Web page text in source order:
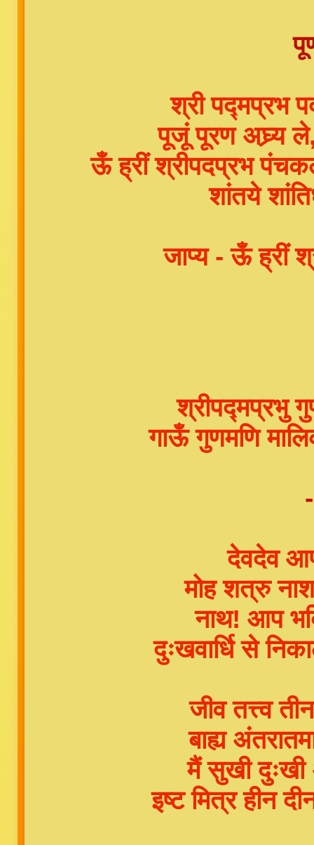
श्री पद्मप्रभ
पूजूं पूरण अघ्र्य
ऊँ ह्रीं श्रीपदप्रभ
शांतये
जाप्य - ऊँ ह्रीं
श्रीपद्मप्रभु
गाऊँ गुणमणि
देवदेव
मोह शत्रु
नाथ! आप
दुःखवार्धि से
जीव तत्त्व
बाह्य
मैं सुखी दुःखी
इष्ट मित्र हीन